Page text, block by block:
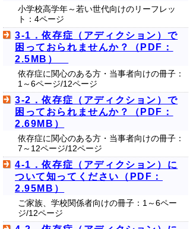
小学校高学年～若い世代向けのリーフレッ
ト：4ページ
3-1．依存症（アディクション）で
困っておられませんか？（PDF：
2.5MB）
依存症に関心のある方・当事者向けの冊子：
1～6ページ/12ページ
3-2．依存症（アディクション）で
困っておられませんか？（PDF：
2.69MB）
依存症に関心のある方・当事者向けの冊子：
7～12ページ/12ページ
4-1．依存症（アディクション）に
ついて知ってください（PDF：
2.95MB）
ご家族、学校関係者向けの冊子：1～6ペー
ジ/12ページ